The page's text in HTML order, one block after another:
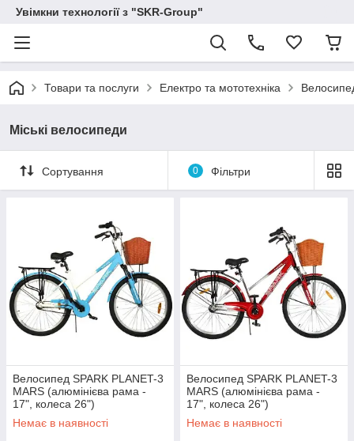
Увімкни технології з "SKR-Group"
Товари та послуги Електро та мототехніка
Міські велосипеди
Сортування 0 Фільтри
Велосипед SPARK PLANET-3
MARS (алюмінієва рама -
17", колеса 26")
Немає в наявності
Велосипед SPARK PLANET-3
MARS (алюмінієва рама -
17", колеса 26")
Немає в наявності